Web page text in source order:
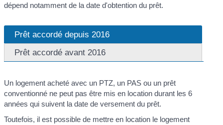
dépend notamment de la date d'obtention du prêt.
Prêt accordé depuis 2016
Prêt accordé avant 2016
Un logement acheté avec un PTZ, un PAS ou un prêt
conventionné ne peut pas être mis en location durant les 6
années qui suivent la date de versement du prêt.
Toutefois, il est possible de mettre en location le logement